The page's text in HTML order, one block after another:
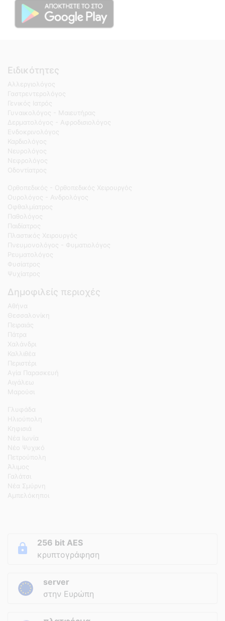
Ειδικότητες
Αλλεργιολόγος
Γαστρεντερολόγος
Γενικός Ιατρός
Γυναικολόγος - Μαιευτήρας
Δερματολόγος - Αφροδισιολόγος
Ενδοκρινολόγος
Καρδιολόγος
Νευρολόγος
Νεφρολόγος
Οδοντίατρος
Ορθοπεδικός - Ορθοπεδικός Χειρουργός
Ουρολόγος - Ανδρολόγος
Οφθαλμίατρος
Παθολόγος
Παιδίατρος
Πλαστικός Χειρουργός
Πνευμονολόγος - Φυματιολόγος
Ρευματολόγος
Φυσίατρος
Ψυχίατρος
Δημοφιλείς περιοχές
Αθήνα
Θεσσαλονίκη
Πειραιάς
Πάτρα
Χαλάνδρι
Καλλιθέα
Περιστέρι
Αγία Παρασκευή
Αιγάλεω
Μαρούσι
Γλυφάδα
Ηλιούπολη
Κηφισιά
Νέα Ιωνία
Νέο Ψυχικό
Πετρούπολη
Άλιμος
Γαλάτσι
Νέα Σμύρνη
Αμπελόκηποι
256 bit AES
κρυπτογράφηση
server
στην Ευρώπη